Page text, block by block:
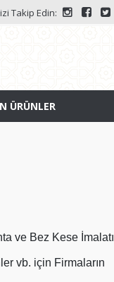
Takip Edin:
ÜRÜNLER
ve Bez Kese İmalatı
vb. için Firmaların